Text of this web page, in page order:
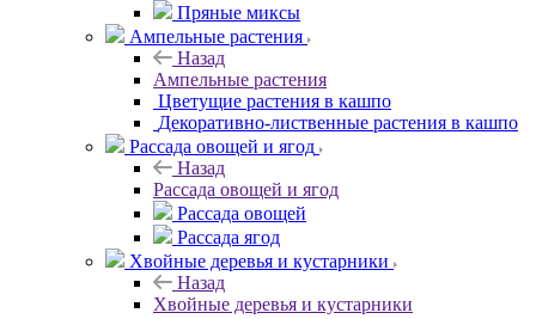
Пряные миксы
Ампельные растения
Назад
Ампельные растения
Цветущие растения в кашпо
Декоративно-лиственные растения в кашпо
Рассада овощей и ягод
Назад
Рассада овощей и ягод
Рассада овощей
Рассада ягод
Хвойные деревья и кустарники
Назад
Хвойные деревья и кустарники